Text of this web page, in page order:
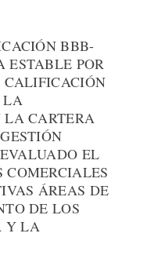
BBB-
ESTABLE POR
CALIFICACIÓN
LA
CARTERA
EL
COMERCIALES
ÁREAS DE
DE LOS
Y LA